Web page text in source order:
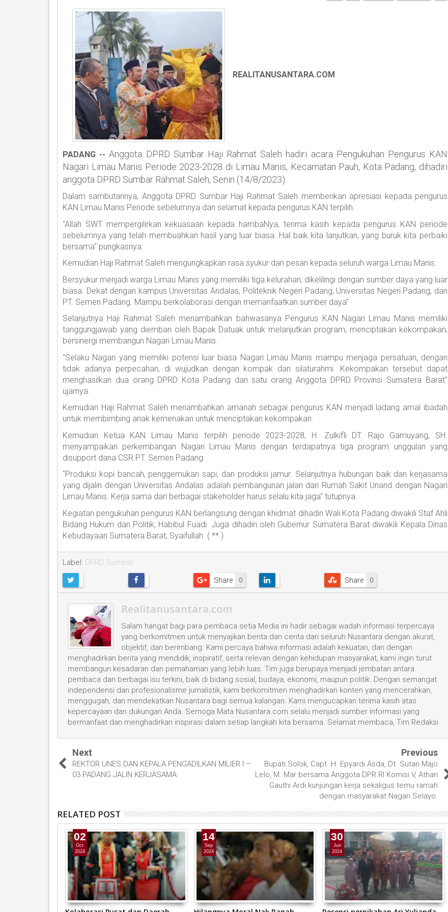
REALITANUSANTARA.COM
PADANG -- Anggota DPRD Sumbar Haji Rahmat Saleh hadiri acara Pengukuhan Pengurus KAN
Nagari Limau Manis Periode 2023-2028 di Limau Manis, Kecamatan Pauh, Kota Padang, dihadiri
anggota DPRD Sumbar Rahmat Saleh, Senin (14/8/2023).
Dalam sambutannya, Anggota DPRD Sumbar Haji Rahmat Saleh memberikan apresiasi kepada pengurus
KAN Limau Manis Periode sebelumnya dan selamat kepada pengurus KAN terpilih.
"Allah SWT mempergilirkan kekuasaan kepada hambaNya, terima kasih kepada pengurus KAN periode
sebelumnya yang telah membuahkan hasil yang luar biasa. Hal baik kita lanjutkan, yang buruk kita perbaiki
bersama" pungkasnya.
Kemudian Haji Rahmat Saleh mengungkapkan rasa syukur dan pesan kepada seluruh warga Limau Manis.
Bersyukur menjadi warga Limau Manis yang memiliki tiga kelurahan, dikelilingi dengan sumber daya yang luar
biasa. Dekat dengan kampus Universitas Andalas, Politeknik Negeri Padang, Universitas Negeri Padang, dan
PT. Semen Padang. Mampu berkolaborasi dengan memanfaatkan sumber daya"
Selanjutnya Haji Rahmat Saleh menambahkan bahwasanya Pengurus KAN Nagari Limau Manis memiliki
tanggungjawab yang diemban oleh Bapak Datuak untuk melanjutkan program, menciptakan kekompakan,
bersinergi membangun Nagari Limau Manis.
"Selaku Nagari yang memiliki potensi luar biasa Nagari Limau Manis mampu menjaga persatuan, dengan
tidak adanya perpecahan, di wujudkan dengan kompak dan silaturahmi. Kekompakan tersebut dapat
menghasilkan dua orang DPRD Kota Padang dan satu orang Anggota DPRD Provinsi Sumatera Barat"
ujarnya.
Kemudian Haji Rahmat Saleh menambahkan amanah sebagai pengurus KAN menjadi ladang amal ibadah
untuk membimbing anak kemenakan untuk menciptakan kekompakan.
Kemudian Ketua KAN Limau Manis terpilih periode 2023-2028, H. Zulkifli DT. Rajo Gamuyang, SH
menyampaikan perkembangan Nagari Limau Manis dengan terdapatnya tiga program unggulan yang
disupport dana CSR PT. Semen Padang.
"Produksi kopi bancah, penggemukan sapi, dan produksi jamur. Selanjutnya hubungan baik dan kerjasama
yang dijalin dengan Universitas Andalas adalah pembangunan jalan dari Rumah Sakit Unand dengan Nagari
Limau Manis. Kerja sama dari berbagai stakeholder harus selalu kita jaga" tutupnya.
Kegiatan pengukuhan pengurus KAN berlangsung dengan khidmat dihadiri Wali Kota Padang diwakili Staf Ahli
Bidang Hukum dan Politik, Habibul Fuadi. Juga dihadiri oleh Gubernur Sumatera Barat diwakili Kepala Dinas
Kebudayaan Sumatera Barat, Syaifullah. ( ** )
Label: DPRD Sumbar
0
Share 0
Share
Realitanusantara.com
Salam hangat bagi para pembaca setia Media ini hadir sebagai wadah informasi terpercaya
yang berkomitmen untuk menyajikan berita dan cerita dari seluruh Nusantara dengan akurat,
objektif, dan berimbang. Kami percaya bahwa informasi adalah kekuatan, dan dengan
menghadirkan berita yang mendidik, inspiratif, serta relevan dengan kehidupan masyarakat, kami ingin turut
membangun kesadaran dan pemahaman yang lebih luas. Tim juga berupaya menjadi jembatan antara
pembaca dan berbagai isu terkini, baik di bidang sosial, budaya, ekonomi, maupun politik. Dengan semangat
independensi dan profesionalisme jurnalistik, kami berkomitmen menghadirkan konten yang mencerahkan,
menggugah, dan mendekatkan Nusantara bagi semua kalangan. Kami mengucapkan terima kasih atas
kepercayaan dan dukungan Anda. Semoga Mata Nusantara.com selalu menjadi sumber informasi yang
bermanfaat dan menghadirkan inspirasi dalam setiap langkah kita bersama. Selamat membaca, Tim Redaksi
Next
REKTOR UNES DAN KEPALA PENGADILKAN MILIER I –
03 PADANG JALIN KERJASAMA.
Previous
Bupati Solok, Capt. H. Epyardi Asda, Dt. Sutan Majo
Lelo, M. Mar bersama Anggota DPR RI Komisi V, Athari
Gauthi Ardi kunjungan kerja sekaligus temu ramah
dengan masyarakat Nagari Selayo.
RELATED POST
02
Oct
2024
14
Sep
2024
30
Jun
2024